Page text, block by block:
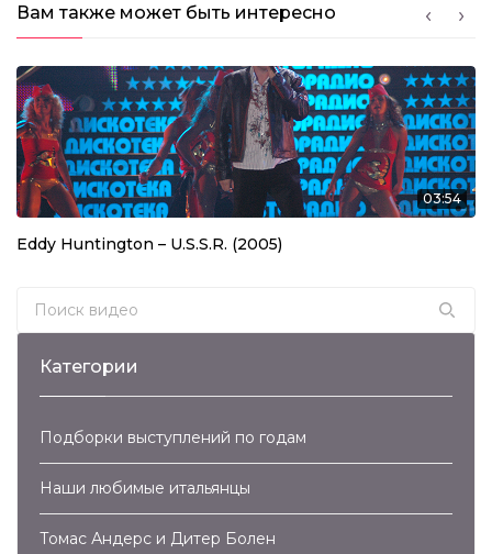
Вам также может быть интересно
03:54
Eddy Huntington – U.S.S.R. (2005)
Search for:
Категории
Подборки выступлений по годам
Наши любимые итальянцы
Томас Андерс и Дитер Болен